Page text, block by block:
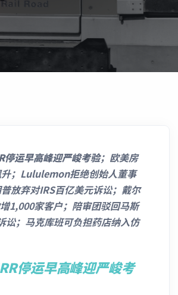
停运早高峰迎严峻考验；欧美房
；Lululemon拒绝创始人董事
放弃对IRS百亿美元诉讼；戴尔
1,000家客户；陪审团驳回马斯
讼；马克库班可负担药店纳入仿
停运早高峰迎严峻考